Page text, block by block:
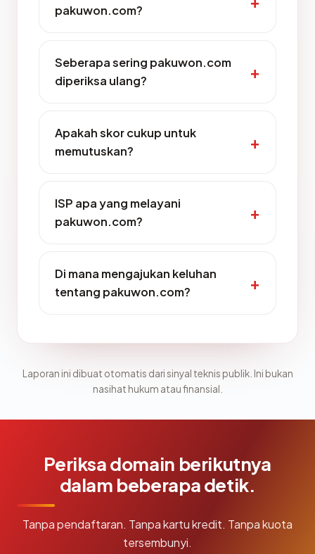
pakuwon.com?
Seberapa sering pakuwon.com
diperiksa ulang?
Apakah skor cukup untuk
memutuskan?
ISP apa yang melayani
pakuwon.com?
Di mana mengajukan keluhan
tentang pakuwon.com?
Laporan ini dibuat otomatis dari sinyal teknis publik. Ini bukan
nasihat hukum atau finansial.
Periksa domain berikutnya
dalam beberapa detik.
Tanpa pendaftaran. Tanpa kartu kredit. Tanpa kuota
tersembunyi.